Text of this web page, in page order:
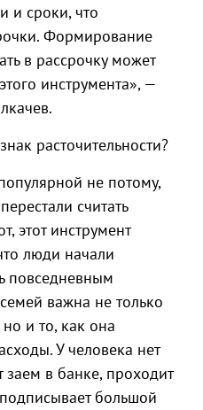
и сроки, что
Формирование
в рассрочку может
инструмента», —
расточительности?
не потому,
считать
этот инструмент
люди начали
повседневным
важна не только
и то, как она
У человека нет
в банке, проходит
большой